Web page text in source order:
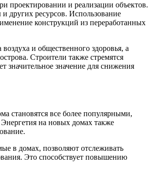
проектировании и реализации объектов.
других ресурсов. Использование
конструкций из переработанных
и общественного здоровья, а
Строители также стремятся
значительное значение для снижения
становятся все более популярными,
на новых домах также
в домах, позволяют отслеживать
Это способствует повышению